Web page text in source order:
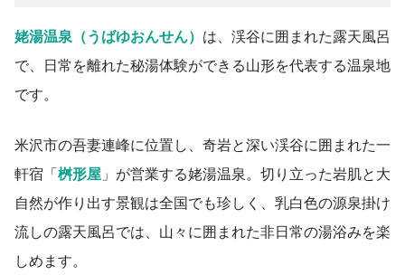
姥湯温泉（うばゆおんせん） は、渓谷に囲まれた露天風呂
で、日常を離れた秘湯体験ができる山形を代表する温泉地
です。
米沢市の吾妻連峰に位置し、奇岩と深い渓谷に囲まれた一
軒宿「桝形屋 」が営業する姥湯温泉。切り立った岩肌と大
自然が作り出す景観は全国でも珍しく、乳白色の源泉掛け
流しの露天風呂では、山々に囲まれた非日常の湯浴みを楽
しめます。